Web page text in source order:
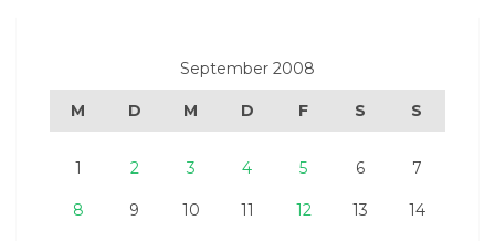
September 2008
M D M D F S S
1 2 3 4 5 6 7
8 9 10 11 12 13 14